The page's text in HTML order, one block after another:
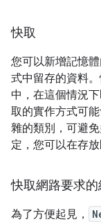
快取
您可以新增記憶
式中留存的資料
中，在這個情況
取的實作方式可
雜的類別，可避
定，您可以在存
快取網路要求的
為了方便起見，